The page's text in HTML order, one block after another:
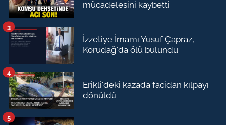
mücadelesini kaybetti
İzzetiye İmamı Yusuf Çapraz,
Korudağ'da ölü bulundu
3
Erikli'deki kazada facidan kılpayı
dönüldü
4
5